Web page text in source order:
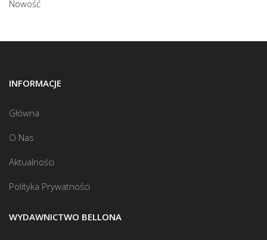
Nowość
INFORMACJE
Główna
O Nas
Aktualności
Polityka Prywatności
WYDAWNICTWO BELLONA